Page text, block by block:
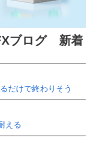
ブログ 新着
だけで終わりそう
える